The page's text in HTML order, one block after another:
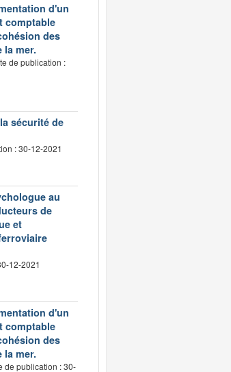
d'un
comptable
des
mer.
de publication :
sécurité de
: 30-12-2021
au
de
et
12-2021
d'un
comptable
des
mer.
de publication : 30-